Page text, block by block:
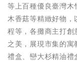
等上百種優良臺灣
木香菇等精緻好物
程等，各攤商主打
之美，展現市集的
禮盒、巒大杉精油